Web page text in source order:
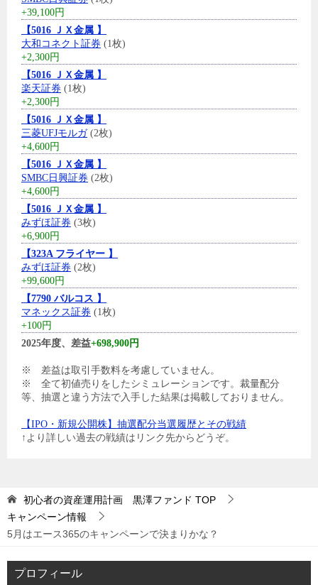
+39,100円
【5016 ＪＸ金属 】
大和コネクト証券 (1枚)
+2,300円
【5016 ＪＸ金属 】
楽天証券 (1枚)
+2,300円
【5016 ＪＸ金属 】
三菱UFJモルガ(2枚)
+4,600円
【5016 ＪＸ金属 】
SMBC日興証券 (2枚)
+4,600円
【5016 ＪＸ金属 】
みずほ証券 (3枚)
+6,900円
【323A フライヤー 】
みずほ証券 (2枚)
+99,600円
【7790 バルコス 】
マネックス証券 (1枚)
+100円
2025年度、差益+698,900円
※ 差益は取引手数料を考慮していません。
※ 全て初値売りをしたシミュレーションです。裁量配分
等、抽選と違う方法で入手した結果は掲載しておりません。
【IPO・新規公開株】抽選配分当選履歴とその戦績
↑より詳しい過去の戦績はリンク先からどうぞ。
初心者の資産運用計画 黒澤ファンド TOP
キャンペーン情報
5月はエース365のキャンペーンで決まりかな？
プロフィール